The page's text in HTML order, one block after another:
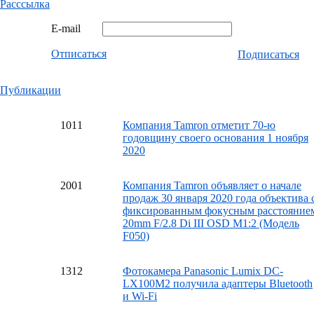
Расссылка
E-mail
Отписаться Подписаться
Публикации
1011
Компания Tamron отметит 70-ю
годовщину своего основания 1 ноября
2020
2001
Компания Tamron объявляет о начале
продаж 30 января 2020 года объектива
фиксированным фокусным
20mm F/2.8 Di III OSD M1:2 (Модель
F050)
1312
Фотокамера Panasonic Lumix DC-
LX100M2 получила адаптеры Bluetooth
и Wi-Fi